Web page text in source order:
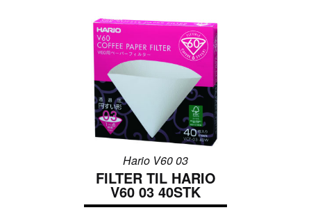
Hario V60 03
FILTER TIL HARIO
V60 03 40STK